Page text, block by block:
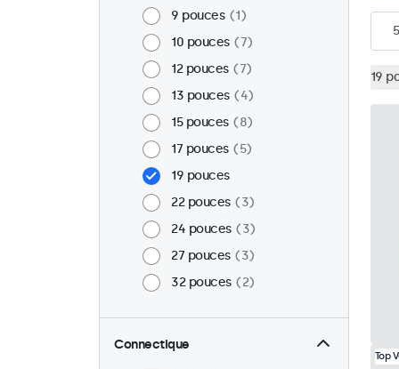
9 pouces
1
10 pouces
7
12 pouces
7
13 pouces
4
15 pouces
8
17 pouces
5
19 pouces
22 pouces
3
24 pouces
3
27 pouces
3
32 pouces
2
Connectique
5
19
Top